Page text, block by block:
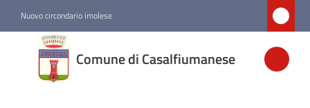
Nuovo circondario imolese
Comune di Casalfiumanese
Comune di
Casalfiumanese